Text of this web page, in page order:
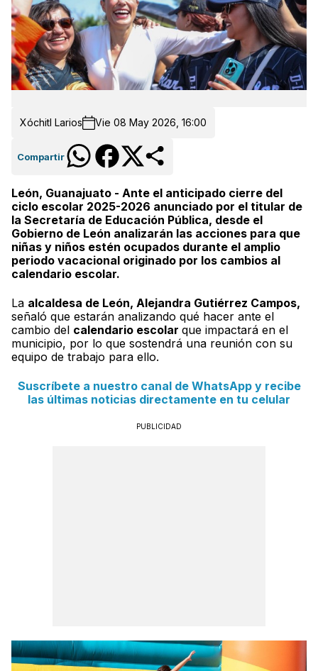
Xóchitl Larios Vie 08 May 2026, 16:00
Compartir
León, Guanajuato - Ante el anticipado cierre del
ciclo escolar 2025-2026 anunciado por el titular de
la Secretaría de Educación Pública, desde el
Gobierno de León analizarán las acciones para que
niñas y niños estén ocupados durante el amplio
periodo vacacional originado por los cambios al
calendario escolar.
La alcaldesa de León, Alejandra Gutiérrez Campos,
señaló que estarán analizando qué hacer ante el
cambio del calendario escolar que impactará en el
municipio, por lo que sostendrá una reunión con su
equipo de trabajo para ello.
Suscríbete a nuestro canal de WhatsApp y recibe
las últimas noticias directamente en tu celular
PUBLICIDAD